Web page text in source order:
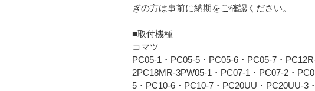
ぎの方は事前に納期をご確認ください。
■取付機種
コマツ
PC05-1・PC05-5・PC05-6・PC05-7・
2PC18MR-3PW05-1・PC07-1・PC07-2・
5・PC10-6・PC10-7・PC20UU・PC20UU-3